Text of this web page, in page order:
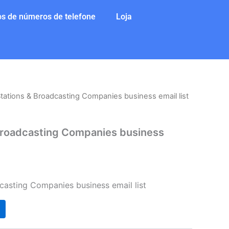
de números de telefone Loja
& Broadcasting Companies business email list
Companies business
Companies business email list